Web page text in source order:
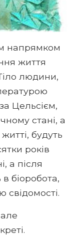
напрямком
життя
людини,
Цельсієм,
стані, а
будуть
років
а після
біоробота,
свідомості.